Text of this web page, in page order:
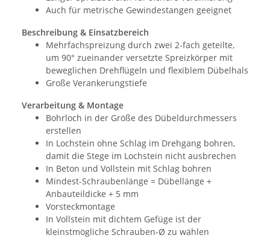
Auch für metrische Gewindestangen geeignet
Beschreibung & Einsatzbereich
Mehrfachspreizung durch zwei 2-fach geteilte,
um 90° zueinander versetzte Spreizkörper mit
beweglichen Drehflügeln und flexiblem Dübelhals
Große Verankerungstiefe
Verarbeitung & Montage
Bohrloch in der Größe des Dübeldurchmessers
erstellen
In Lochstein ohne Schlag im Drehgang bohren,
damit die Stege im Lochstein nicht ausbrechen
In Beton und Vollstein mit Schlag bohren
Mindest-Schraubenlänge = Dübellänge +
Anbauteildicke + 5 mm
Vorsteckmontage
In Vollstein mit dichtem Gefüge ist der
kleinstmögliche Schrauben-Ø zu wählen